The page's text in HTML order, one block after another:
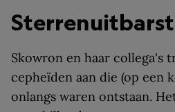
Skowron en haar collega's
cepheïden aan die (op een
onlangs waren ontstaan.